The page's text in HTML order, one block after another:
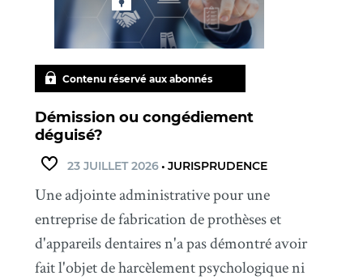
Contenu réservé aux abonnés
Démission ou congédiement
déguisé?
23 JUILLET 2026• JURISPRUDENCE
Une adjointe administrative pour une
entreprise de fabrication de prothèses et
d'appareils dentaires n'a pas démontré avoir
fait l'objet de harcèlement psychologique ni